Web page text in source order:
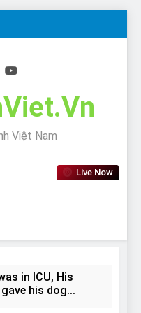
Việt Nam
Live Now
in ICU, His
his dog